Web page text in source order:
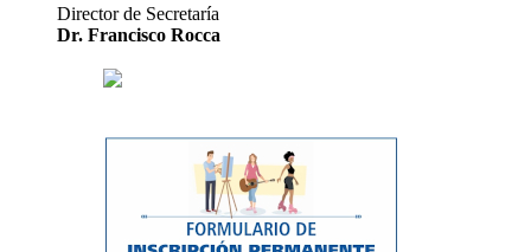
Director de Secretaría
Dr. Francisco Rocca